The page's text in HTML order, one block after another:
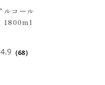
ルコール
1800ml
4.9 （68）